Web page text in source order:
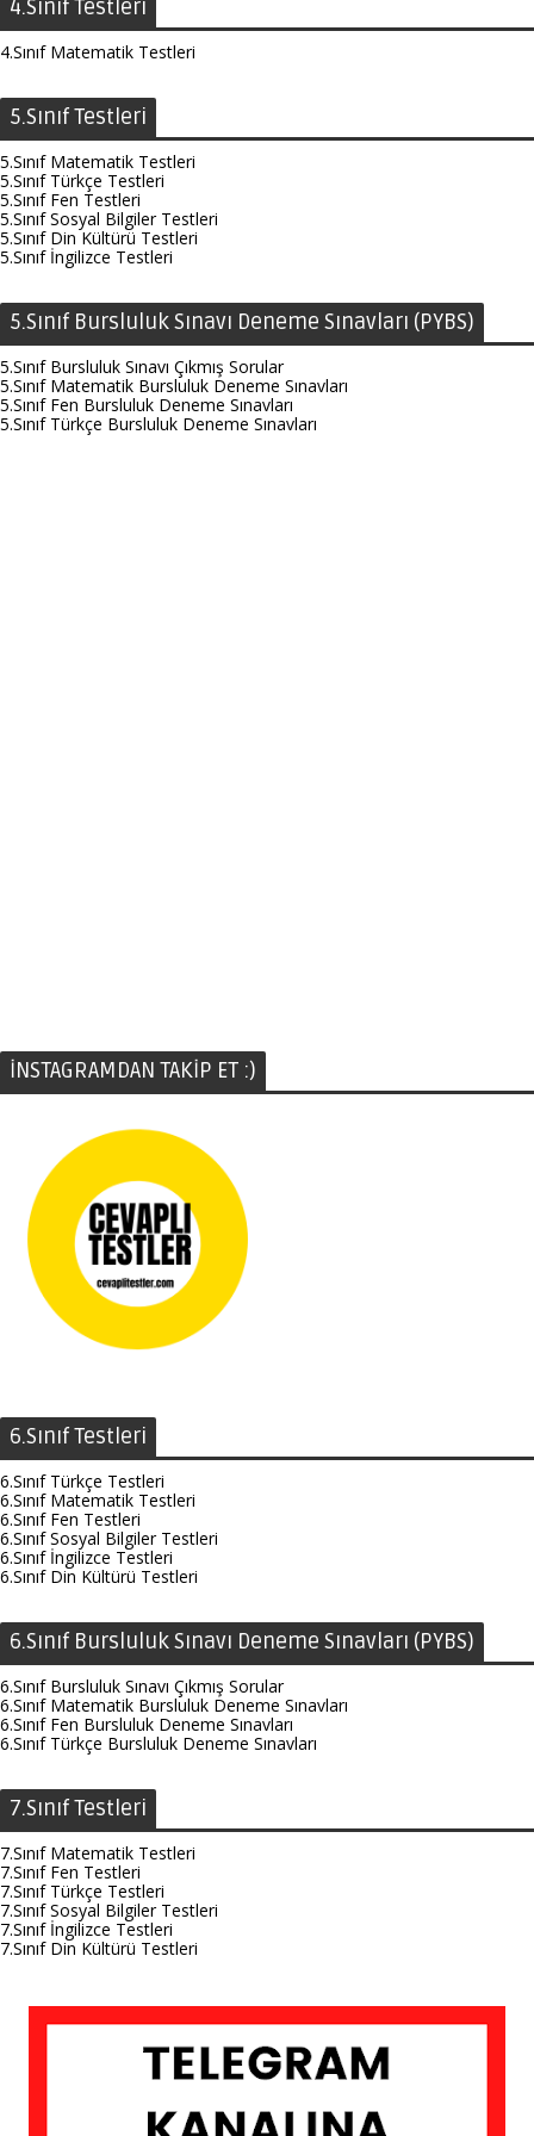
4.Sınıf Testleri
4.Sınıf Matematik Testleri
5.Sınıf Testleri
5.Sınıf Matematik Testleri
5.Sınıf Türkçe Testleri
5.Sınıf Fen Testleri
5.Sınıf Sosyal Bilgiler Testleri
5.Sınıf Din Kültürü Testleri
5.Sınıf İngilizce Testleri
5.Sınıf Bursluluk Sınavı Deneme Sınavları (PYBS)
5.Sınıf Bursluluk Sınavı Çıkmış Sorular
5.Sınıf Matematik Bursluluk Deneme Sınavları
5.Sınıf Fen Bursluluk Deneme Sınavları
5.Sınıf Türkçe Bursluluk Deneme Sınavları
İNSTAGRAMDAN TAKİP ET :)
6.Sınıf Testleri
6.Sınıf Türkçe Testleri
6.Sınıf Matematik Testleri
6.Sınıf Fen Testleri
6.Sınıf Sosyal Bilgiler Testleri
6.Sınıf İngilizce Testleri
6.Sınıf Din Kültürü Testleri
6.Sınıf Bursluluk Sınavı Deneme Sınavları (PYBS)
6.Sınıf Bursluluk Sınavı Çıkmış Sorular
6.Sınıf Matematik Bursluluk Deneme Sınavları
6.Sınıf Fen Bursluluk Deneme Sınavları
6.Sınıf Türkçe Bursluluk Deneme Sınavları
7.Sınıf Testleri
7.Sınıf Matematik Testleri
7.Sınıf Fen Testleri
7.Sınıf Türkçe Testleri
7.Sınıf Sosyal Bilgiler Testleri
7.Sınıf İngilizce Testleri
7.Sınıf Din Kültürü Testleri